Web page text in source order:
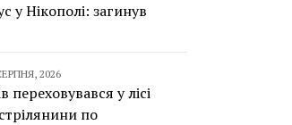
у Нікополі: загинув
2026
переховувався у лісі
по